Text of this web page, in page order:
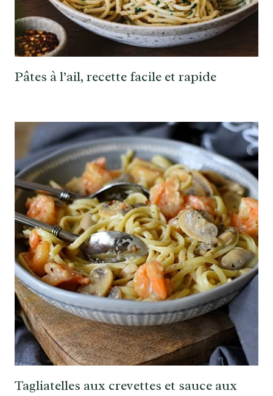
Pâtes à l’ail, recette facile et rapide
Tagliatelles aux crevettes et sauce aux